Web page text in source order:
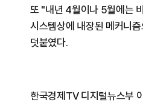
또 "내년 4월이나 5월에는
시스템상에 내장된 메커니
덧붙였다.
한국경제TV 디지털뉴스